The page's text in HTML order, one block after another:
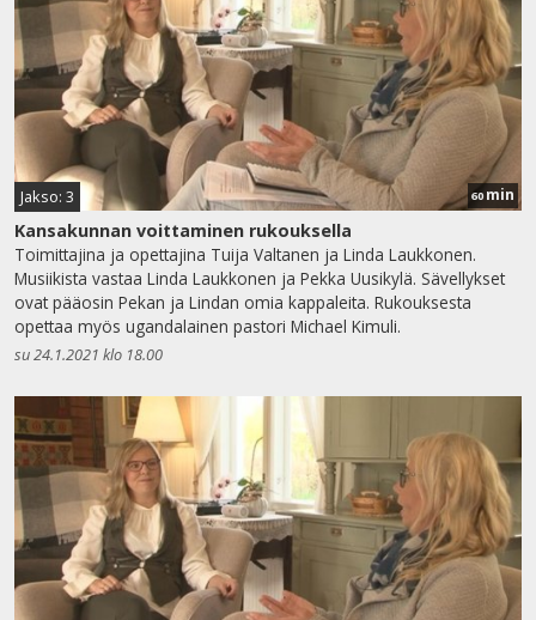
Jakso: 3 60min
Kansakunnan voittaminen rukouksella
Toimittajina ja opettajina Tuija Valtanen ja Linda Laukkonen.
Musiikista vastaa Linda Laukkonen ja Pekka Uusikylä. Sävellykset
ovat pääosin Pekan ja Lindan omia kappaleita. Rukouksesta
opettaa myös ugandalainen pastori Michael Kimuli.
su 24.1.2021 klo 18.00